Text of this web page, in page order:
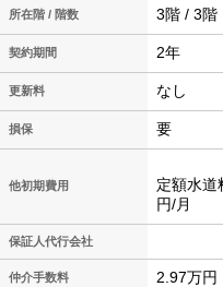
所在階 / 階数 3階 / 3階
契約期間 2年
更新料 なし
損保 要
他初期費用
定額水道
円/月
保証人代行会社
仲介手数料 2.97万円